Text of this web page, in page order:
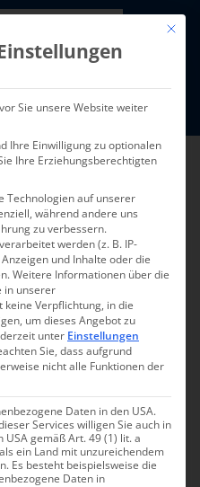
I Termine
Zurück
zur
LG1
Mit
Sie unsere Website weiter
Ihre Einwilligung zu optionalen
Ihre Erziehungsberechtigten
Technologien auf unserer
während andere uns
zu verbessern.
werden (z. B. IP-
und Inhalte oder die
Weitere Informationen über die
in unserer
keine Verpflichtung, in die
um dieses Angebot zu
unter Einstellungen
Sie, dass aufgrund
nicht alle Funktionen der
Daten in den USA.
Services willigen Sie auch in
gemäß Art. 49 (1) lit. a
ein Land mit unzureichendem
Es besteht beispielsweise die
Daten in